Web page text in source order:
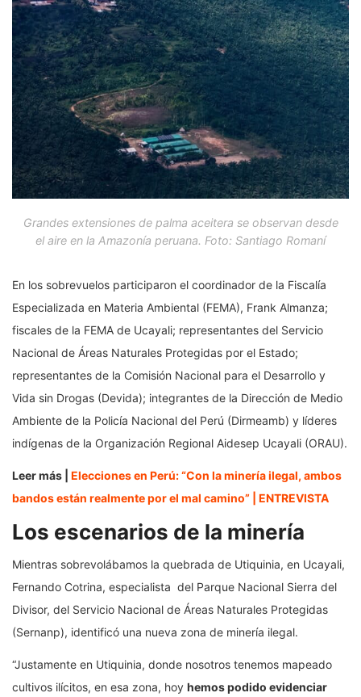
Grandes extensiones de palma aceitera se observan desde
el aire en la Amazonía peruana. Foto: Santiago Romaní
En los sobrevuelos participaron el coordinador de la Fiscalía
Especializada en Materia Ambiental (FEMA), Frank Almanza;
fiscales de la FEMA de Ucayali; representantes del Servicio
Nacional de Áreas Naturales Protegidas por el Estado;
representantes de la Comisión Nacional para el Desarrollo y
Vida sin Drogas (Devida); integrantes de la Dirección de Medio
Ambiente de la Policía Nacional del Perú (Dirmeamb) y líderes
indígenas de la Organización Regional Aidesep Ucayali (ORAU).
Leer más | Elecciones en Perú: “Con la minería ilegal, ambos
bandos están realmente por el mal camino” | ENTREVISTA
Los escenarios de la minería
Mientras sobrevolábamos la quebrada de Utiquinia, en Ucayali,
Fernando Cotrina, especialista del Parque Nacional Sierra del
Divisor, del Servicio Nacional de Áreas Naturales Protegidas
(Sernanp), identificó una nueva zona de minería ilegal.
“Justamente en Utiquinia, donde nosotros tenemos mapeado
cultivos ilícitos, en esa zona, hoy hemos podido evidenciar